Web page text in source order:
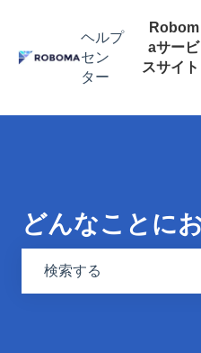
Robom
aサービ
スサイト